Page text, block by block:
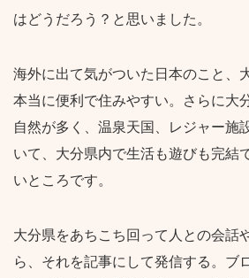
はどうだろう？と思いました。
海外に出て気がついた日本のこと、
本当に便利で住みやすい。さらに大
自然が多く、温泉天国、レジャー施
いて、大分県内で生活も遊びも完結
いところです。
大分県をあちこち回って人との会話
ら、それを記事にして発信する。ブ